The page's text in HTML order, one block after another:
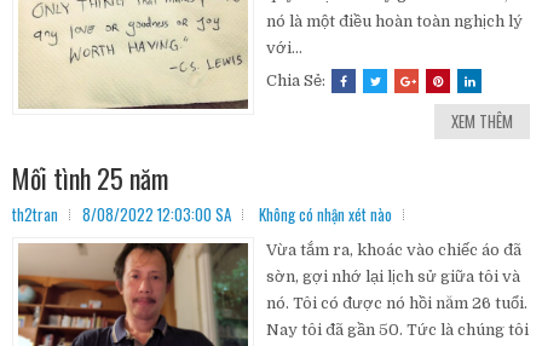
nó là một điều hoàn toàn nghịch lý
với...
Chia Sẻ:
XEM THÊM
Mối tình 25 năm
th2tran 8/08/2022 12:03:00 SA Không có nhận xét nào
Vừa tắm ra, khoác vào chiếc áo đã
sờn, gợi nhớ lại lịch sử giữa tôi và
nó. Tôi có được nó hồi năm 26 tuổi.
Nay tôi đã gần 50. Tức là chúng tôi